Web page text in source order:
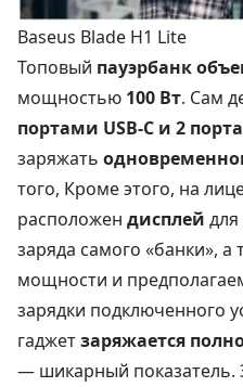
Baseus Blade H1 Lite
Топовый пауэрбанк
мощностью 100 Вт. Сам
портами USB-C и 2
заряжать
того, Кроме этого, на
расположен дисплей
заряда самого «банки», а
мощности и
зарядки подключенного
гаджетзаряжается
— шикарный показатель.